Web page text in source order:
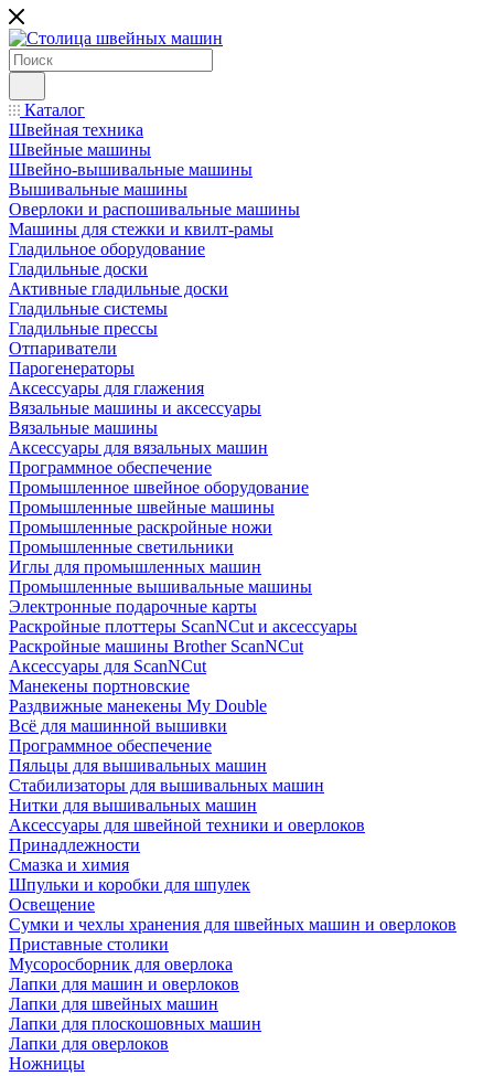
Каталог
Швейная техника
Швейные машины
Швейно-вышивальные машины
Вышивальные машины
Оверлоки и распошивальные машины
Машины для стежки и квилт-рамы
Гладильное оборудование
Гладильные доски
Активные гладильные доски
Гладильные системы
Гладильные прессы
Отпариватели
Парогенераторы
Аксессуары для глажения
Вязальные машины и аксессуары
Вязальные машины
Аксессуары для вязальных машин
Программное обеспечение
Промышленное швейное оборудование
Промышленные швейные машины
Промышленные раскройные ножи
Промышленные светильники
Иглы для промышленных машин
Промышленные вышивальные машины
Электронные подарочные карты
Раскройные плоттеры ScanNCut и аксессуары
Раскройные машины Brother ScanNCut
Аксессуары для ScanNCut
Манекены портновские
Раздвижные манекены My Double
Всё для машинной вышивки
Программное обеспечение
Пяльцы для вышивальных машин
Стабилизаторы для вышивальных машин
Нитки для вышивальных машин
Аксессуары для швейной техники и оверлоков
Принадлежности
Смазка и химия
Шпульки и коробки для шпулек
Освещение
Сумки и чехлы хранения для швейных машин и оверлоков
Приставные столики
Мусоросборник для оверлока
Лапки для машин и оверлоков
Лапки для швейных машин
Лапки для плоскошовных машин
Лапки для оверлоков
Ножницы